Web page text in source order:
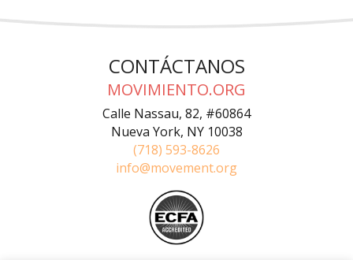
CONTÁCTANOS
MOVIMIENTO.ORG
Calle Nassau, 82, #60864
Nueva York, NY 10038
(718) 593-8626
info@movement.org